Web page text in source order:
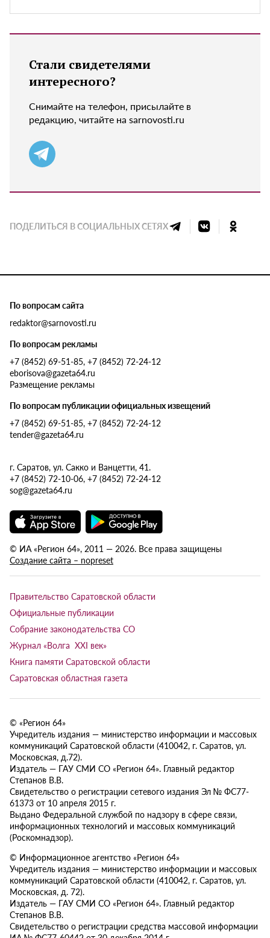
Стали свидетелями
интересного?
Снимайте на телефон, присылайте в
редакцию, читайте на sarnovosti.ru
ПОДЕЛИТЬСЯ В СОЦИАЛЬНЫХ СЕТЯХ
По вопросам сайта
redaktor@sarnovosti.ru
По вопросам рекламы
+7 (8452) 69-51-85, +7 (8452) 72-24-12
eborisova@gazeta64.ru
Размещение рекламы
По вопросам публикации официальных извещений
+7 (8452) 69-51-85, +7 (8452) 72-24-12
tender@gazeta64.ru
г. Саратов, ул. Сакко и Ванцетти, 41.
+7 (8452) 72-10-06, +7 (8452) 72-24-12
sog@gazeta64.ru
© ИА «Регион 64», 2011 — 2026. Все права защищены
Создание сайта – nopreset
Правительство Саратовской области
Официальные публикации
Собрание законодательства СО
Журнал «Волга XXI век»
Книга памяти Саратовской области
Саратовская областная газета
© «Регион 64»
Учредитель издания — министерство информации и массовых
коммуникаций Саратовской области (410042, г. Саратов, ул.
Московская, д.72).
Издатель — ГАУ СМИ СО «Регион 64». Главный редактор
Степанов В.В.
Свидетельство о регистрации сетевого издания Эл № ФС77-
61373 от 10 апреля 2015 г.
Выдано Федеральной службой по надзору в сфере связи,
информационных технологий и массовых коммуникаций
(Роскомнадзор).
© Информационное агентство «Регион 64»
Учредитель издания — министерство информации и массовых
коммуникаций Саратовской области (410042, г. Саратов, ул.
Московская, д. 72).
Издатель — ГАУ СМИ СО «Регион 64». Главный редактор
Степанов В.В.
Свидетельство о регистрации средства массовой информации